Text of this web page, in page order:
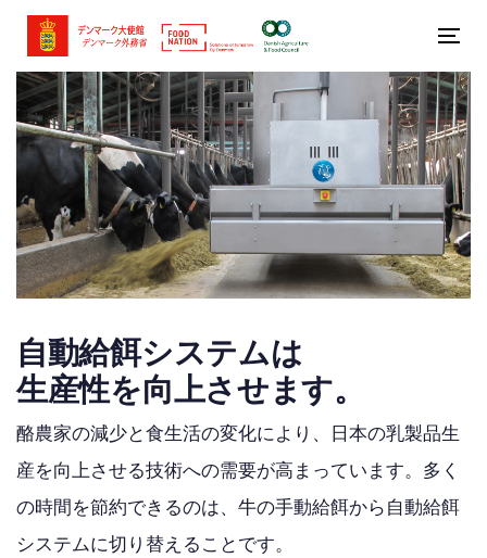
Skip
Skip
primary
navigation
Skip
content
自動給餌システムは
生産性を向上させます。
酪農家の減少と食生活の変化により、日本の乳製品生
産を向上させる技術への需要が高まっています。多く
の時間を節約できるのは、牛の手動給餌から自動給餌
システムに切り替えることです。